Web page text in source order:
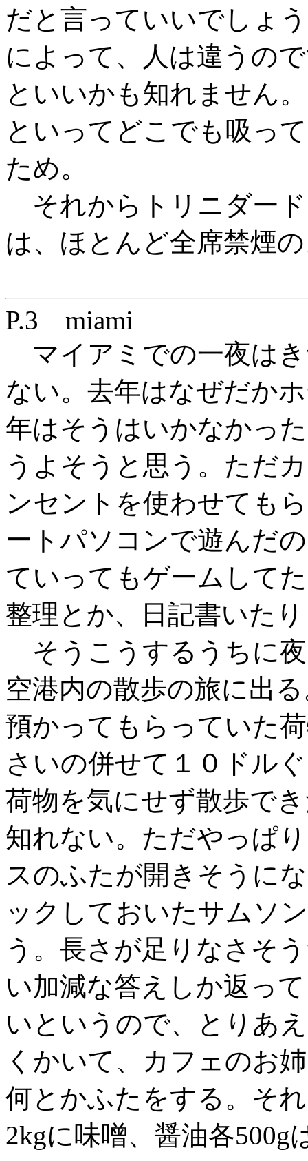
だと言っていいでしょ
によって、人は違うの
といいかも知れません
といってどこでも吸っ
ため。
それからトリニダー
は、ほとんど全席禁煙
P.3 miami
マイアミでの一夜は
ない。去年はなぜだか
年はそうはいかなかっ
うよそうと思う。ただ
ンセントを使わせても
ートパソコンで遊んだ
ていってもゲームして
整理とか、日記書いた
そうこうするうちに
空港内の散歩の旅に出
預かってもらっていた
さいの併せて１０ドル
荷物を気にせず散歩で
知れない。ただやっぱ
スのふたが開きそうに
ックしておいたサムソ
う。長さが足りなさそ
い加減な答えしか返っ
いというので、とりあ
くかいて、カフェのお
何とかふたをする。そ
2kgに味噌、醤油各500g